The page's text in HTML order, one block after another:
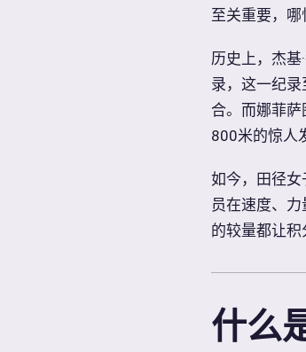
至关重要，哪
历史上，杰
录，这一纪
合。而娜菲
800米的惊人
如今，田径
员在速度、
的较量都让积
什么